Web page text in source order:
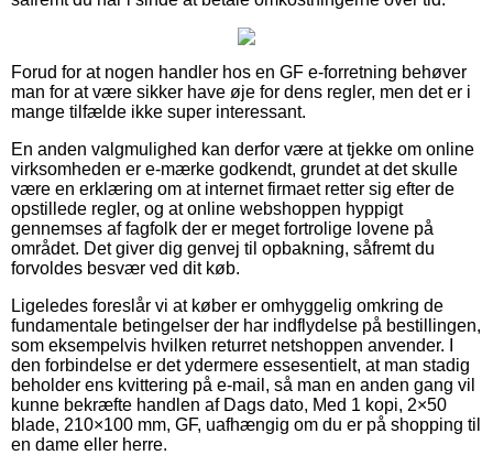
Forud for at nogen handler hos en GF e-forretning behøver
man for at være sikker have øje for dens regler, men det er i
mange tilfælde ikke super interessant.
En anden valgmulighed kan derfor være at tjekke om online
virksomheden er e-mærke godkendt, grundet at det skulle
være en erklæring om at internet firmaet retter sig efter de
opstillede regler, og at online webshoppen hyppigt
gennemses af fagfolk der er meget fortrolige lovene på
området. Det giver dig genvej til opbakning, såfremt du
forvoldes besvær ved dit køb.
Ligeledes foreslår vi at køber er omhyggelig omkring de
fundamentale betingelser der har indflydelse på bestillingen,
som eksempelvis hvilken returret netshoppen anvender. I
den forbindelse er det ydermere essesentielt, at man stadig
beholder ens kvittering på e-mail, så man en anden gang vil
kunne bekræfte handlen af Dags dato, Med 1 kopi, 2×50
blade, 210×100 mm, GF, uafhængig om du er på shopping til
en dame eller herre.